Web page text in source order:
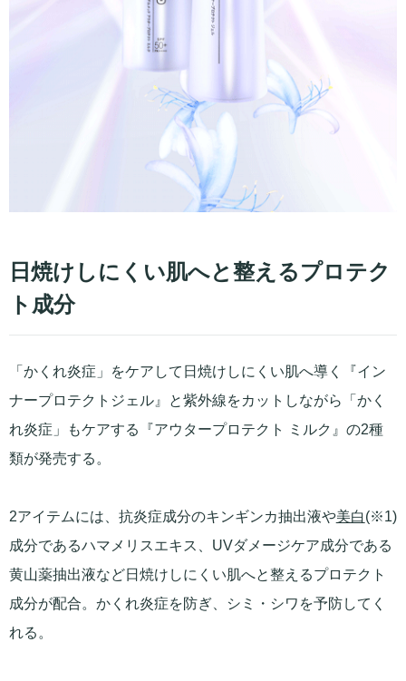
日焼けしにくい肌へと整えるプロテク
ト成分
「かくれ炎症」をケアして日焼けしにくい肌へ導く『イン
ナープロテクトジェル』と紫外線をカットしながら「かく
れ炎症」もケアする『アウタープロテクト ミルク』の2種
類が発売する。
2アイテムには、抗炎症成分のキンギンカ抽出液や美白(※1)
成分であるハマメリスエキス、UVダメージケア成分である
黄山薬抽出液など日焼けしにくい肌へと整えるプロテクト
成分が配合。かくれ炎症を防ぎ、シミ・シワを予防してく
れる。